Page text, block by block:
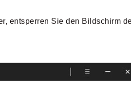
entsperren Sie den Bildschirm